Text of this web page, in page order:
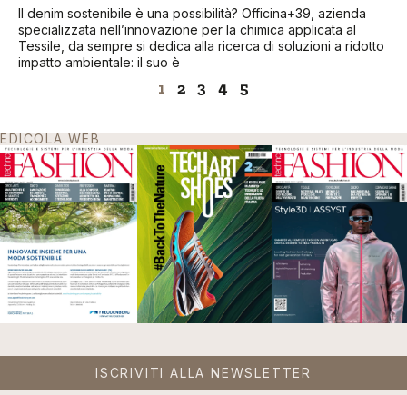
Il denim sostenibile è una possibilità? Officina+39, azienda
specializzata nell’innovazione per la chimica applicata al
Tessile, da sempre si dedica alla ricerca di soluzioni a ridotto
impatto ambientale: il suo è
1 2 3 4 5
EDICOLA WEB
ISCRIVITI ALLA NEWSLETTER